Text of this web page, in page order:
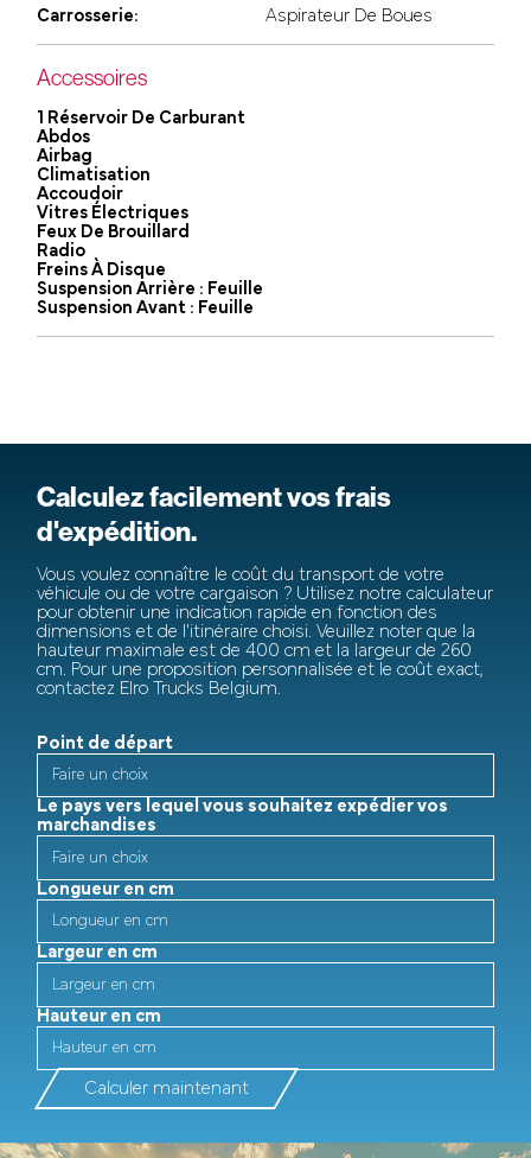
Carrosserie: Aspirateur De Boues
Accessoires
1 Réservoir De Carburant
Abdos
Airbag
Climatisation
Accoudoir
Vitres Électriques
Feux De Brouillard
Radio
Freins À Disque
Suspension Arrière : Feuille
Suspension Avant : Feuille
Calculez facilement vos frais
d'expédition.
Vous voulez connaître le coût du transport de votre
véhicule ou de votre cargaison ? Utilisez notre calculateur
pour obtenir une indication rapide en fonction des
dimensions et de l'itinéraire choisi. Veuillez noter que la
hauteur maximale est de 400 cm et la largeur de 260
cm. Pour une proposition personnalisée et le coût exact,
contactez Elro Trucks Belgium.
Point de départ
Le pays vers lequel vous souhaitez expédier vos
marchandises
Longueur en cm
Largeur en cm
Hauteur en cm
Calculer maintenant